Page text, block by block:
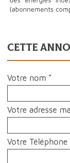
(abonnements
cette
Votre nom *
Votre adresse
Votre Téléphone